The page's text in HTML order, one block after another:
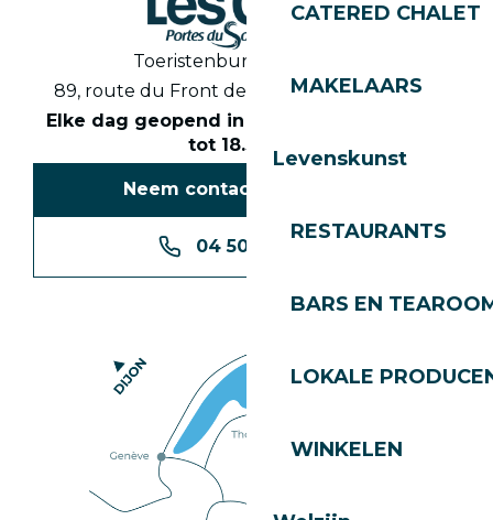
CATERED CHALET
MAKELAARS
Levenskunst
RESTAURANTS
BARS EN
LOKALE
WINKELEN
Toeristenbureau Les Gets
89, route du Front de Neige 74260 Les Gets
Elke dag geopend in het seizoen van 8.30
tot 18.30 uur
Neem contact met ons op
04 50 74 74 74